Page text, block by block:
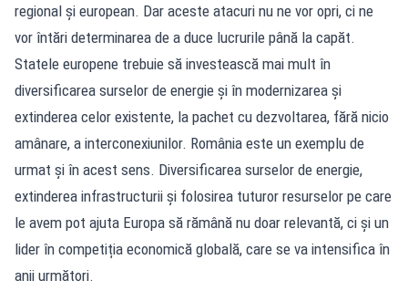
regional și european. Dar aceste atacuri nu ne vor opri, ci ne
vor întări determinarea de a duce lucrurile până la capăt.
Statele europene trebuie să investească mai mult în
diversificarea surselor de energie și în modernizarea și
extinderea celor existente, la pachet cu dezvoltarea, fără nicio
amânare, a interconexiunilor. România este un exemplu de
urmat și în acest sens. Diversificarea surselor de energie,
extinderea infrastructurii și folosirea tuturor resurselor pe care
le avem pot ajuta Europa să rămână nu doar relevantă, ci și un
lider în competiția economică globală, care se va intensifica în
anii următori.